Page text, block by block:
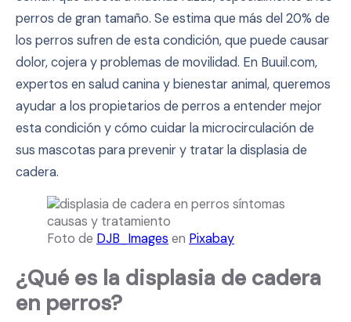
perros de gran tamaño. Se estima que más del 20% de
los perros sufren de esta condición, que puede causar
dolor, cojera y problemas de movilidad. En Buuil.com,
expertos en salud canina y bienestar animal, queremos
ayudar a los propietarios de perros a entender mejor
esta condición y cómo cuidar la microcirculación de
sus mascotas para prevenir y tratar la displasia de
cadera.
Foto de DJB_Images en Pixabay
¿Qué es la displasia de cadera
en perros?